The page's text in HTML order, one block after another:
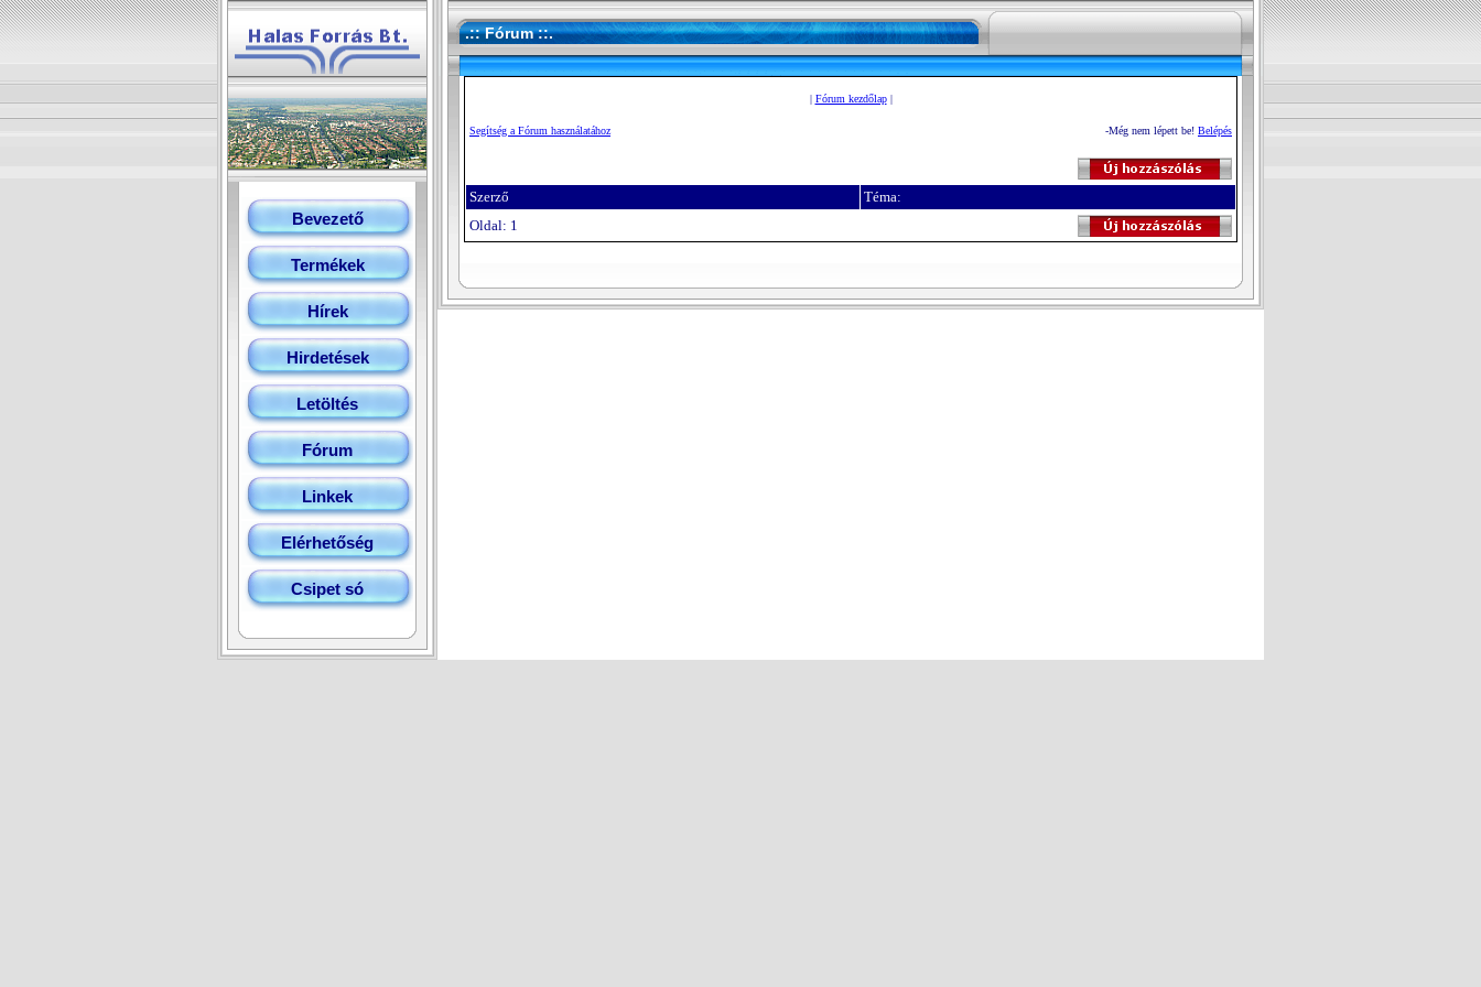
.:: Fórum ::.
Bevezető
Termékek
Hírek
Hirdetések
Letöltés
Fórum
Linkek
Elérhetőség
Csipet só
| Fórum kezdőlap|
Segítség a Fórum használatához -Még nem lépett be! Belépés
Szerző
Téma:
Oldal: 1